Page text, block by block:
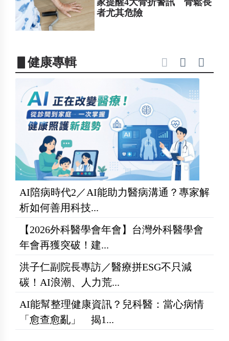
者尤其危險
▋健康專輯
AI陪病時代2／AI能助力醫病溝通？專家解
析如何善用科技...
【2026外科醫學會年會】台灣外科醫學會
年會再獲突破！建...
洪子仁副院長專訪／醫療拼ESG不只減
碳！AI浪潮、人力荒...
AI能幫整理健康資訊？兒科醫：當心病情
「愈查愈亂」 揭1...